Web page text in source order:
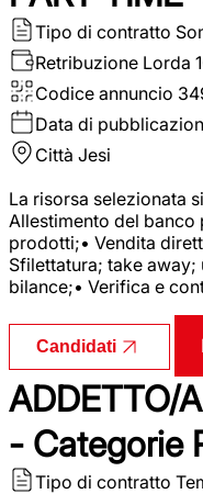
Tipo di contratto
Retribuzione Lorda
Codice annuncio
Data di
Città Jesi
La risorsa selezionata
Allestimento del banco
prodotti;• Vendita
Sfilettatura; take
bilance;• Verifica e
Candidati
ADDETTO/
- Categorie
Tipo di contratto